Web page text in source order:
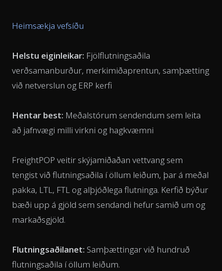
Heimsækja vefsíðu
Helstu eiginleikar: Fjölflutningsaðila
verðsamanburður, merkimiðaprentun, samþætting
við netverslun og ERP kerfi
Hentar best: Meðalstórum sendendum sem leita
að jafnvægi milli virkni og hagkvæmni
FreightPOP veitir skýjamiðaðan vettvang sem
tengist við flutningsaðila í öllum leiðum, þar á meðal
pakka, LTL, FTL og alþjóðlega flutninga. Kerfið býður
bæði upp á gjöld sem sendandi hefur samið um og
markaðsgjöld.
Flutningsaðilanet: Samþættingar við hundruð
flutningsaðila í öllum leiðum.